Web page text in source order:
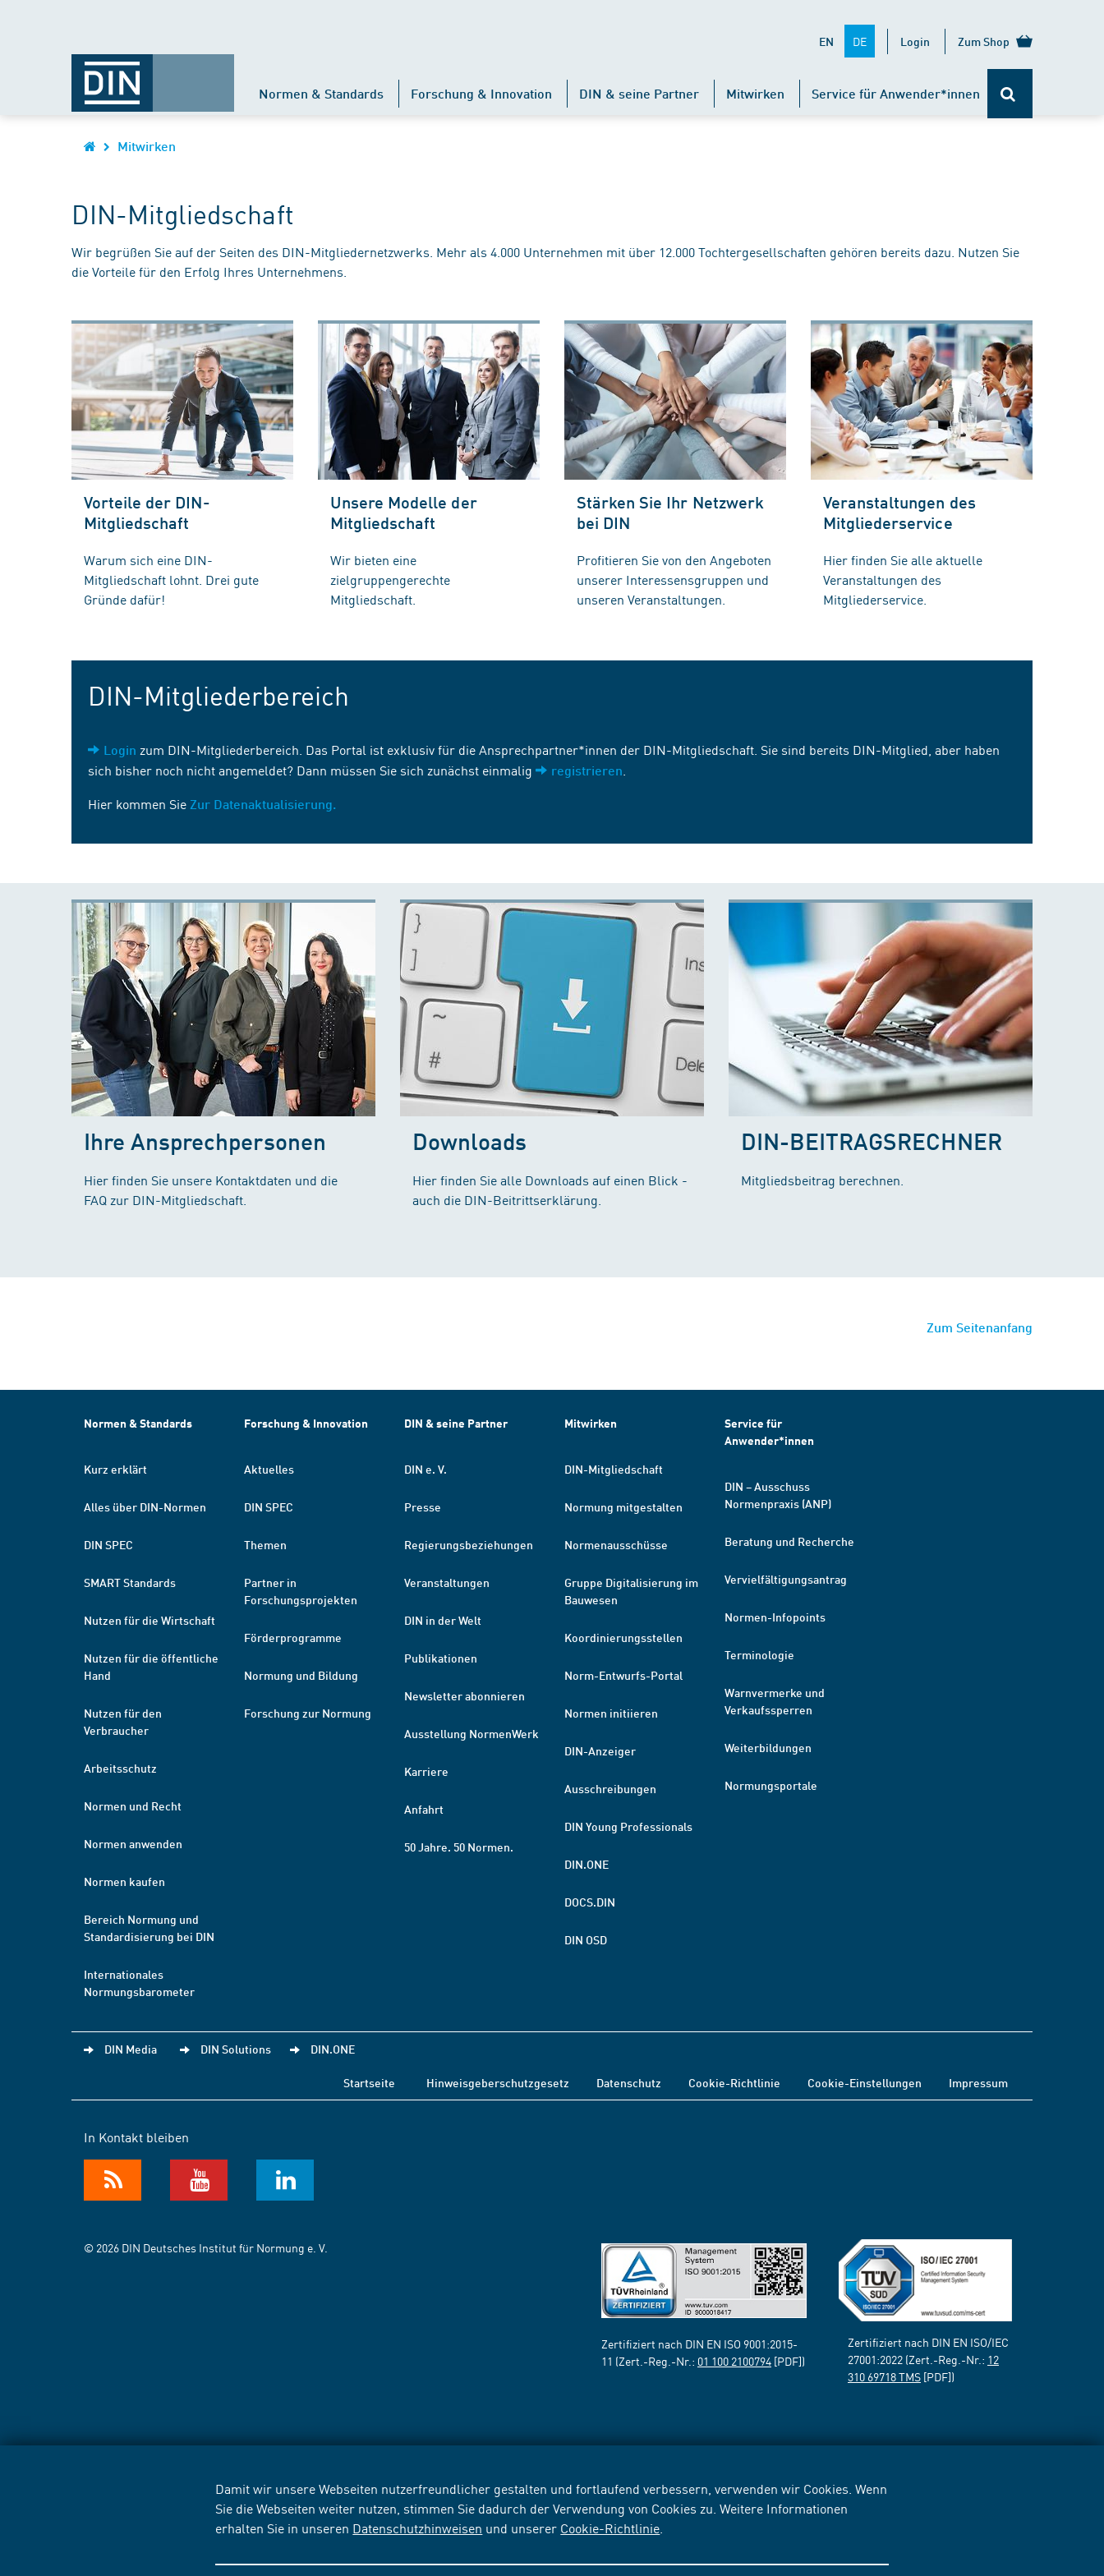
Damit wir unsere Webseiten nutzerfreundlicher gestalten und fortlaufend verbessern, verwenden wir Cookies. Wenn
Sie die Webseiten weiter nutzen, stimmen Sie dadurch der Verwendung von Cookies zu. Weitere Informationen
erhalten Sie in unseren Datenschutzhinweisen und unserer Cookie-Richtlinie
EN DE Login Zum Shop
Normen & Standards Forschung & Innovation DIN & seine Partner Mitwirken Service für Anwender*innen
Mitwirken
DIN-Mitgliedschaft
Wir begrüßen Sie auf der Seiten des DIN-Mitgliedernetzwerks. Mehr als 4.000 Unternehmen mit über 12.000 Tochtergesellschaften gehören bereits dazu. Nutzen Sie
die Vorteile für den Erfolg Ihres Unternehmens.
Vorteile der DIN-
Mitgliedschaft
Warum sich eine DIN-
Mitgliedschaft lohnt. Drei gute
Gründe dafür!
Unsere Modelle der
Mitgliedschaft
Wir bieten eine
zielgruppengerechte
Mitgliedschaft.
Stärken Sie Ihr Netzwerk
bei DIN
Profitieren Sie von den Angeboten
unserer Interessensgruppen und
unseren Veranstaltungen.
Veranstaltungen des
Mitgliederservice
Hier finden Sie alle aktuelle
Veranstaltungen des
Mitgliederservice.
DIN-Mitgliederbereich
Login zum DIN-Mitgliederbereich. Das Portal ist exklusiv für die Ansprechpartner*innen der DIN-Mitgliedschaft. Sie sind bereits DIN-Mitglied, aber haben
sich bisher noch nicht angemeldet? Dann müssen Sie sich zunächst einmalig
registrieren
Hier kommen Sie Zur Datenaktualisierung.
Ihre Ansprechpersonen
Hier finden Sie unsere Kontaktdaten und die
FAQ zur DIN-Mitgliedschaft.
Downloads
Hier finden Sie alle Downloads auf einen Blick -
auch die DIN-Beitrittserklärung.
DIN-BEITRAGSRECHNER
Mitgliedsbeitrag berechnen.
Zum Seitenanfang
Normen & Standards
Kurz erklärt
Alles über DIN-Normen
DIN SPEC
SMART Standards
Nutzen für die Wirtschaft
Nutzen für die öffentliche
Hand
Nutzen für den
Verbraucher
Arbeitsschutz
Normen und Recht
Normen anwenden
Normen kaufen
Bereich Normung und
Standardisierung bei DIN
Internationales
Normungsbarometer
Forschung & Innovation
Aktuelles
DIN SPEC
Themen
Partner in
Forschungsprojekten
Förderprogramme
Normung und Bildung
Forschung zur Normung
DIN & seine Partner
DIN e. V.
Presse
Regierungsbeziehungen
Veranstaltungen
DIN in der Welt
Publikationen
Newsletter abonnieren
Ausstellung NormenWerk
Karriere
Anfahrt
50 Jahre. 50 Normen.
Mitwirken
DIN-Mitgliedschaft
Normung mitgestalten
Normenausschüsse
Gruppe Digitalisierung im
Bauwesen
Koordinierungsstellen
Norm-Entwurfs-Portal
Normen initiieren
DIN-Anzeiger
Ausschreibungen
DIN Young Professionals
DIN.ONE
DOCS.DIN
DIN OSD
Service für
Anwender*innen
DIN – Ausschuss
Normenpraxis (ANP)
Beratung und Recherche
Vervielfältigungsantrag
Normen-Infopoints
Terminologie
Warnvermerke und
Verkaufssperren
Weiterbildungen
Normungsportale
DIN Media DIN Solutions DIN.ONE
Startseite Hinweisgeberschutzgesetz Datenschutz Cookie-Richtlinie Cookie-Einstellungen Impressum
In Kontakt bleiben
© 2026 DIN Deutsches Institut für Normung e. V.
Zertifiziert nach DIN EN ISO 9001:2015-
11 (Zert.-Reg.-Nr.: 01 100 2100794 [PDF])
Zertifiziert nach DIN EN ISO/IEC
27001:2022 (Zert.-Reg.-Nr.: 12
310 69718 TMS [PDF])